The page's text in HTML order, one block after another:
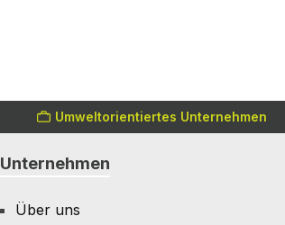
Umweltorientiertes Unternehmen
Unternehmen
Über uns